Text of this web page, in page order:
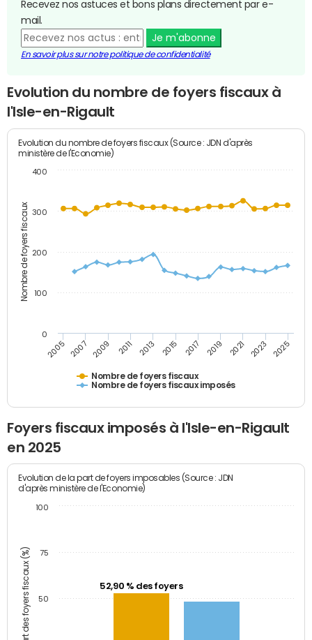
Recevez nos astuces et bons plans directement par e-
mail.
Je m'abonne
En savoir plus sur notre politique de confidentialité
Evolution du nombre de foyers fiscaux à
l'Isle-en-Rigault
Nombre de foyers fiscaux
Evolution du nombre de foyers fiscaux (Source : JDN d'après
ministère de l'Economie)
Nombre de foyers fiscaux
Nombre de foyers fiscaux imposés
2005 2007 2009 2011 2013 2015 2017 2019 2021 2023 2025
0
100
200
300
400
Foyers fiscaux imposés à l'Isle-en-Rigault
en 2025
Part des foyers fiscaux (%)
Evolution de la part de foyers imposables (Source : JDN
d'après ministère de l'Economie)
52,90 % des foyers
50
75
100